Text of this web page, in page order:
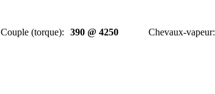
Couple (torque): 390 @ 4250 Chevaux-vapeur: